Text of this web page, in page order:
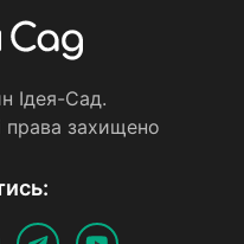
Iдея-Сад.
захищено